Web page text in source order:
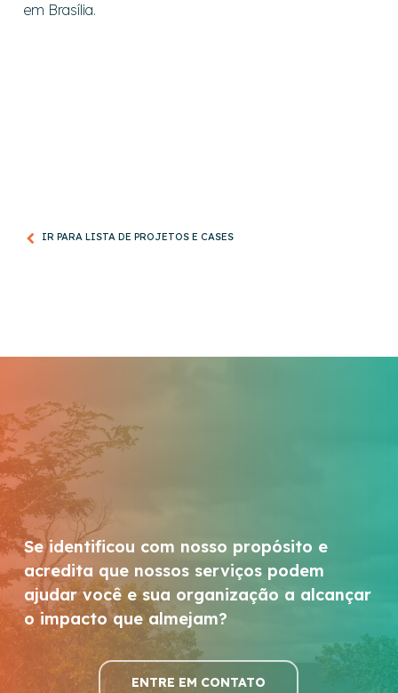
em Brasília.
IR PARA LISTA DE PROJETOS E CASES
Se identificou com nosso propósito e
acredita que nossos serviços podem
ajudar você e sua organização a alcançar
o impacto que almejam?
ENTRE EM CONTATO